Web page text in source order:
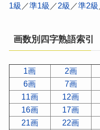
1級 ／準1級 ／2級 ／準2級
画数別四字熟語索引
1画 2画
6画
7画
11画
12画
16画
17画
21画
22画